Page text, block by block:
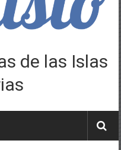
de las Islas